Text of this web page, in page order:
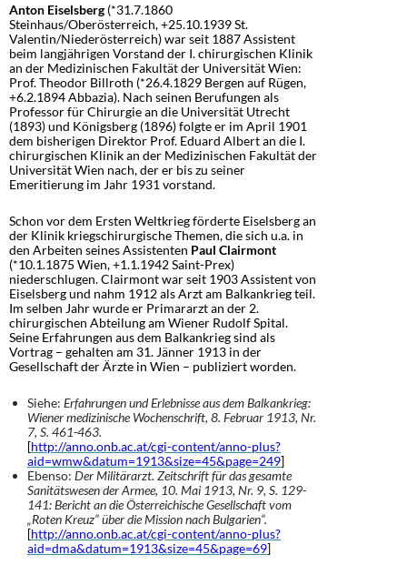
Anton Eiselsberg (*31.7.1860
Steinhaus/Oberösterreich, +25.10.1939 St.
Valentin/Niederösterreich) war seit 1887 Assistent
beim langjährigen Vorstand der I. chirurgischen Klinik
an der Medizinischen Fakultät der Universität Wien:
Prof. Theodor Billroth (*26.4.1829 Bergen auf Rügen,
+6.2.1894 Abbazia). Nach seinen Berufungen als
Professor für Chirurgie an die Universität Utrecht
(1893) und Königsberg (1896) folgte er im April 1901
dem bisherigen Direktor Prof. Eduard Albert an die I.
chirurgischen Klinik an der Medizinischen Fakultät der
Universität Wien nach, der er bis zu seiner
Emeritierung im Jahr 1931 vorstand.
Schon vor dem Ersten Weltkrieg förderte Eiselsberg an
der Klinik kriegschirurgische Themen, die sich u.a. in
den Arbeiten seines Assistenten Paul Clairmont
(*10.1.1875 Wien, +1.1.1942 Saint-Prex)
niederschlugen. Clairmont war seit 1903 Assistent von
Eiselsberg und nahm 1912 als Arzt am Balkankrieg teil.
Im selben Jahr wurde er Primararzt an der 2.
chirurgischen Abteilung am Wiener Rudolf Spital.
Seine Erfahrungen aus dem Balkankrieg sind als
Vortrag – gehalten am 31. Jänner 1913 in der
Gesellschaft der Ärzte in Wien – publiziert worden.
Siehe: Erfahrungen und Erlebnisse aus dem Balkankrieg:
Wiener medizinische Wochenschrift, 8. Februar 1913, Nr.
7, S. 461-463.
[http://anno.onb.ac.at/cgi-content/anno-plus?
aid=wmw&datum=1913&size=45&page=249]
Ebenso: Der Militärarzt. Zeitschrift für das gesamte
Sanitätswesen der Armee, 10. Mai 1913, Nr. 9, S. 129-
141: Bericht an die Österreichische Gesellschaft vom
„Roten Kreuz“ über die Mission nach Bulgarien“.
[http://anno.onb.ac.at/cgi-content/anno-plus?
aid=dma&datum=1913&size=45&page=69]